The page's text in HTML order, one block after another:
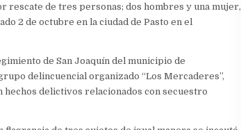
rescate de tres personas; dos hombres y una mujer,
2 de octubre en la ciudad de Pasto en el
de San Joaquín del municipio de
delincuencial organizado “Los Mercaderes”,
delictivos relacionados con secuestro